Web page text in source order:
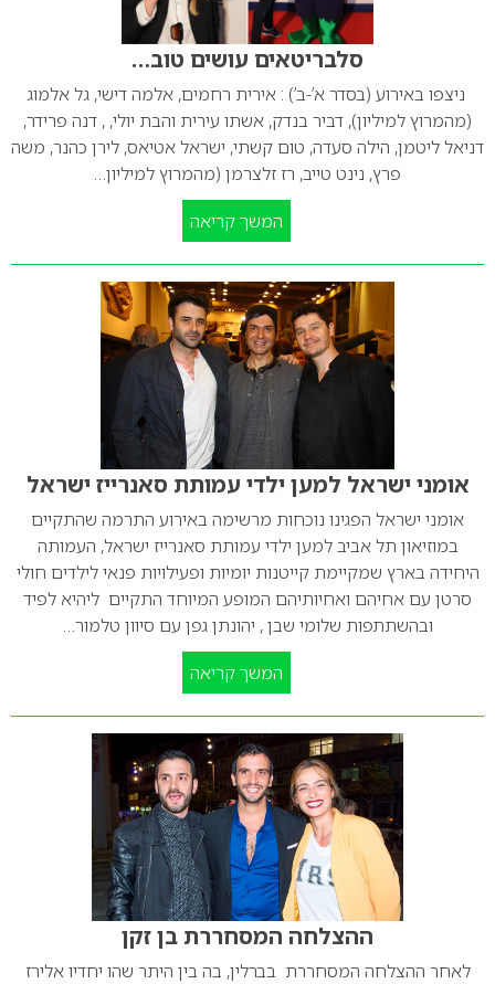
סלבריטאים עושים טוב…
ניצפו באירוע (בסדר א’-ב’) : אירית רחמים, אלמה דישי, גל אלמוג
(מהמרוץ למיליון), דביר בנדק, אשתו עירית והבת יולי, , דנה פרידר,
דניאל ליטמן, הילה סעדה, טום קשתי, ישראל אטיאס, לירן כהנר, משה
פרץ, נינט טייב, רז זלצרמן (מהמרוץ למיליון…
המשך קריאה
אומני ישראל למען ילדי עמותת סאנרייז ישראל
אומני ישראל הפגינו נוכחות מרשימה באירוע התרמה שהתקיים
במוזיאון תל אביב למען ילדי עמותת סאנרייז ישראל, העמותה
היחידה בארץ שמקיימת קייטנות יומיות ופעילויות פנאי לילדים חולי
סרטן עם אחיהם ואחיותיהם המופע המיוחד התקיים ליהיא לפיד
ובהשתתפות שלומי שבן , יהונתן גפן עם סיוון טלמור…
המשך קריאה
ההצלחה המסחררת בן זקן
לאחר ההצלחה המסחררת בברלין, בה בין היתר שהו יחדיו אלירז